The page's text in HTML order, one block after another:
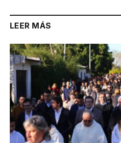
LEER MÁS